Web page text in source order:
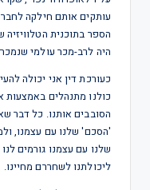
עותקים אותם חילקה
הספר בתוכנית
היה לרב-מכר עולמי
כעורכת דין אני יכולה
כולנו מתנהלים באמצעות
הסובבים אותנו. כל דבר
'הסכם' שלנו עם עצמנו,
שלנו עם עצמנו גורמים
ליכולתנו לשחררם מחיינו.